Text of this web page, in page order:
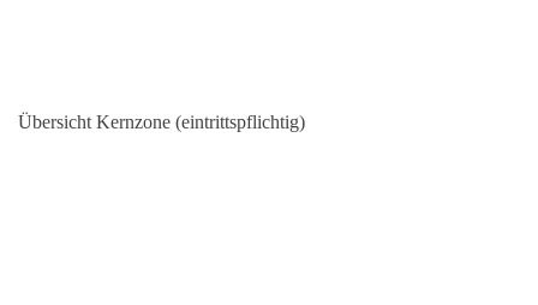
Übersicht Kernzone (eintrittspflichtig)